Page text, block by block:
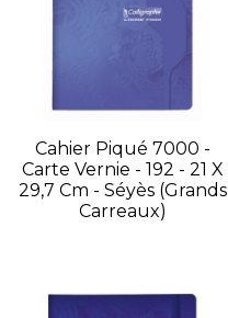
Cahier Piqué 7000 -
Carte Vernie - 192 - 21 X
29,7 Cm - Séyès (grands
Carreaux)